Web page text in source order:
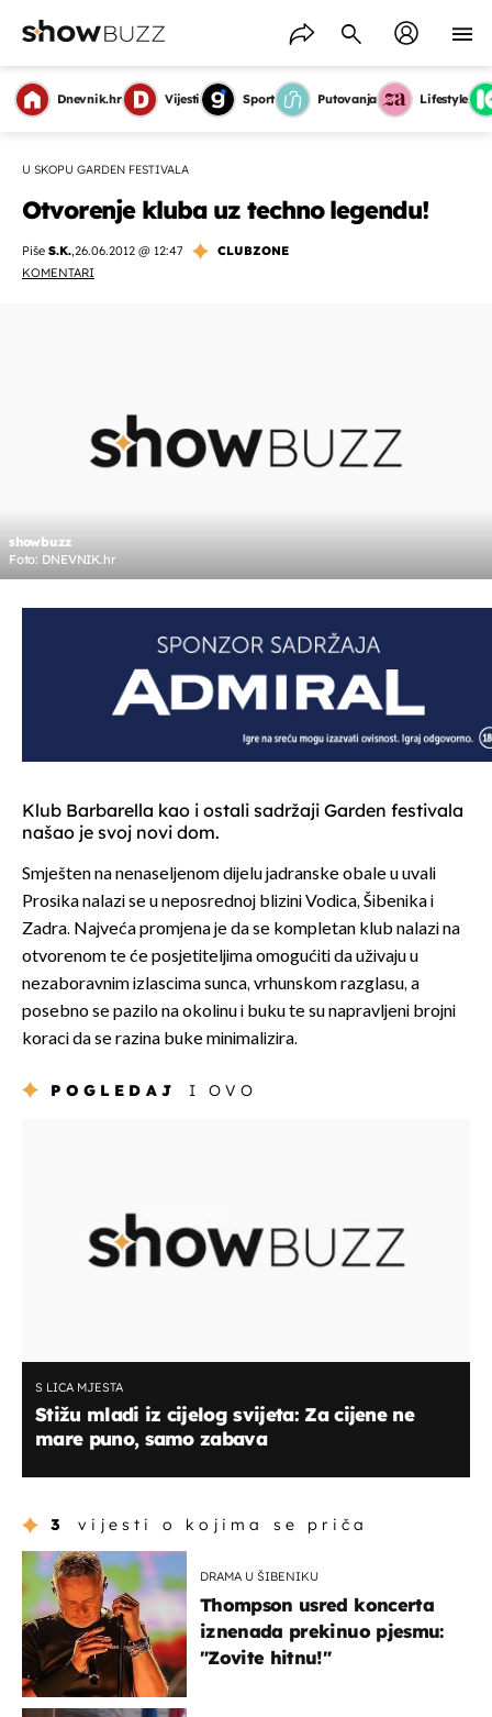
Dnevnik.hr Vijesti Sport Putovanja Lifestyle
U SKOPU GARDEN FESTIVALA
Otvorenje kluba uz techno legendu!
Piše S.K.,26.06.2012 @ 12:47
CLUBZONE
KOMENTARI
showbuzz
Foto: DNEVNIK.hr
Klub Barbarella kao i ostali sadržaji Garden festivala
našao je svoj novi dom.
Smješten na nenaseljenom dijelu jadranske obale u uvali
Prosika nalazi se u neposrednoj blizini Vodica, Šibenika i
Zadra. Najveća promjena je da se kompletan klub nalazi na
otvorenom te će posjetiteljima omogućiti da uživaju u
nezaboravnim izlascima sunca, vrhunskom razglasu, a
posebno se pazilo na okolinu i buku te su napravljeni brojni
koraci da se razina buke minimalizira.
POGLEDAJ I OVO
S LICA MJESTA
Stižu mladi iz cijelog svijeta: Za cijene ne
mare puno, samo zabava
3 vijesti o kojima se priča
DRAMA U ŠIBENIKU
Thompson usred koncerta
iznenada prekinuo pjesmu:
"Zovite hitnu!"
OMOGUĆI OBAVIJESTI